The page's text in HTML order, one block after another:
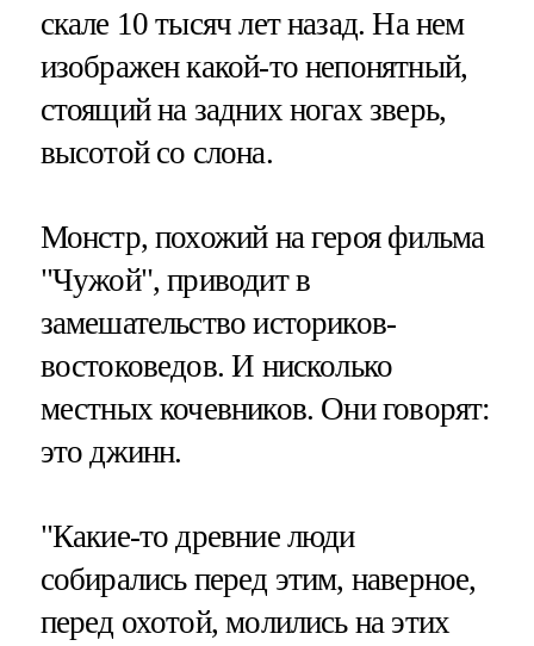
скале 10 тысяч лет назад. На нем
изображен какой-то непонятный,
стоящий на задних ногах зверь,
высотой со слона.
Монстр, похожий на героя фильма
"Чужой", приводит в
замешательство историков-
востоковедов. И нисколько
местных кочевников. Они говорят:
это джинн.
"Какие-то древние люди
собирались перед этим, наверное,
перед охотой, молились на этих